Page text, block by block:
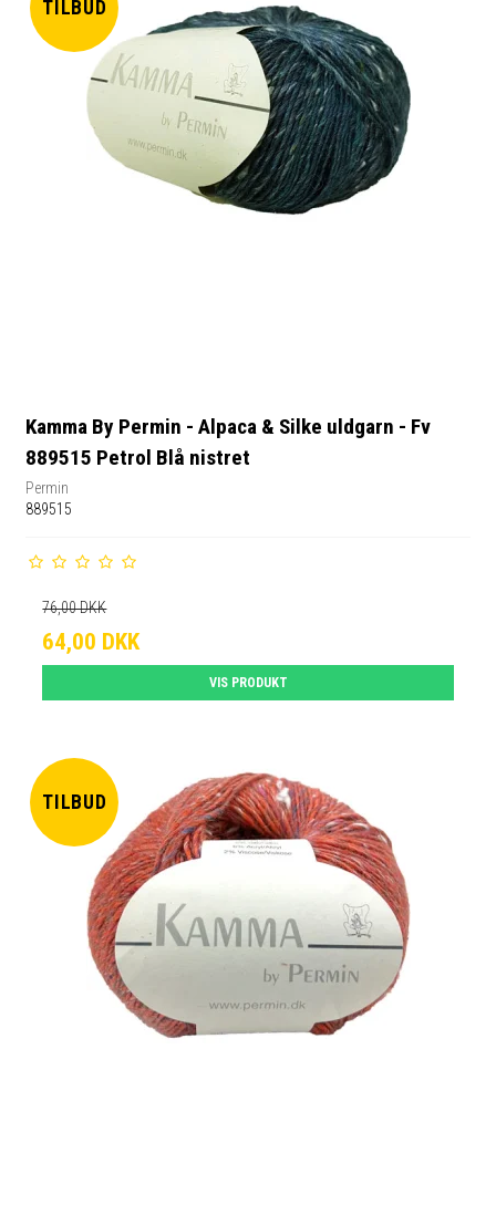
TILBUD
Kamma By Permin - Alpaca & Silke uldgarn - Fv
889515 Petrol Blå nistret
Permin
889515
76,00 DKK
64,00 DKK
VIS PRODUKT
TILBUD